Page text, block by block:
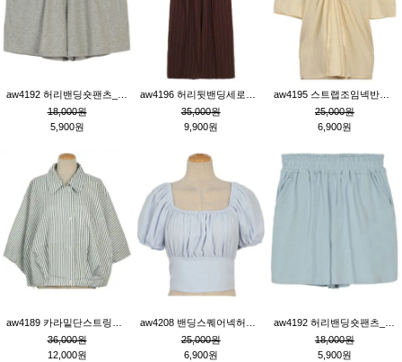
18,000원
5,900원
35,000원
9,900원
25,000원
6,900원
36,000원
12,000원
25,000원
6,900원
18,000원
5,900원